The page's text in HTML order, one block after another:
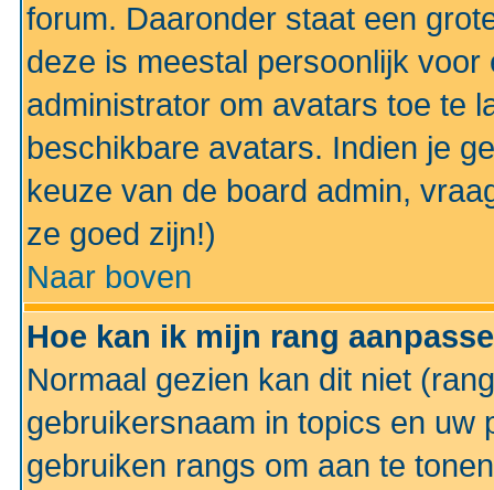
forum. Daaronder staat een
deze is meestal persoonlijk
administrator om avatars toe te
beschikbare avatars. Indien je
keuze van de board admin,
ze goed zijn!)
Naar boven
Hoe kan ik mijn rang
Normaal gezien kan dit niet
gebruikersnaam in topics en uw
gebruiken rangs om aan te